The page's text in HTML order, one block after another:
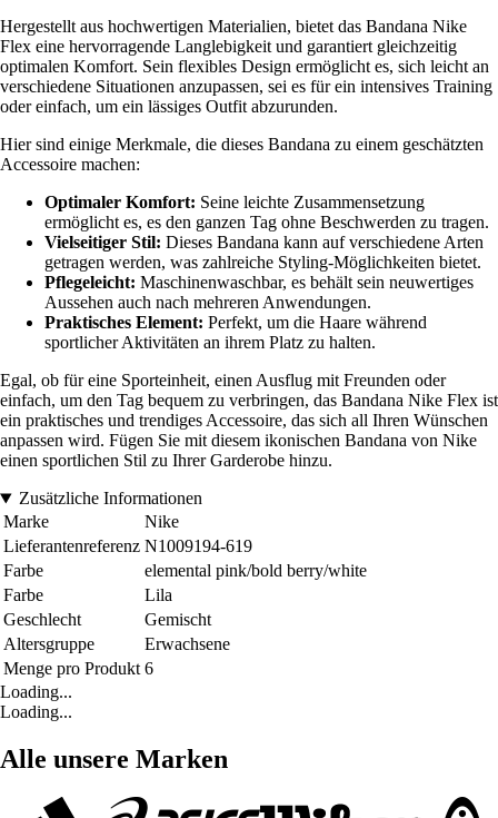
Hergestellt aus hochwertigen Materialien, bietet das Bandana Nike
Flex eine hervorragende Langlebigkeit und garantiert gleichzeitig
optimalen Komfort. Sein flexibles Design ermöglicht es, sich leicht an
verschiedene Situationen anzupassen, sei es für ein intensives Training
oder einfach, um ein lässiges Outfit abzurunden.
Hier sind einige Merkmale, die dieses Bandana zu einem geschätzten
Accessoire machen:
Optimaler Komfort: Seine leichte Zusammensetzung
ermöglicht es, es den ganzen Tag ohne Beschwerden zu tragen.
Vielseitiger Stil: Dieses Bandana kann auf verschiedene Arten
getragen werden, was zahlreiche Styling-Möglichkeiten bietet.
Pflegeleicht: Maschinenwaschbar, es behält sein neuwertiges
Aussehen auch nach mehreren Anwendungen.
Praktisches Element: Perfekt, um die Haare während
sportlicher Aktivitäten an ihrem Platz zu halten.
Egal, ob für eine Sporteinheit, einen Ausflug mit Freunden oder
einfach, um den Tag bequem zu verbringen, das Bandana Nike Flex ist
ein praktisches und trendiges Accessoire, das sich all Ihren Wünschen
anpassen wird. Fügen Sie mit diesem ikonischen Bandana von Nike
einen sportlichen Stil zu Ihrer Garderobe hinzu.
Zusätzliche Informationen
Marke
Nike
Lieferantenreferenz N1009194-619
Farbe
elemental pink/bold berry/white
Farbe
Lila
Geschlecht
Gemischt
Altersgruppe
Erwachsene
Menge pro Produkt 6
Loading...
Loading...
Alle unsere Marken